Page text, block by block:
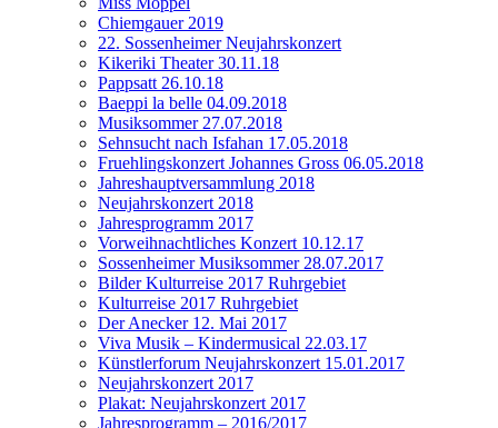
Chiemgauer 2019
22. Sossenheimer Neujahrskonzert
Kikeriki Theater 30.11.18
Pappsatt 26.10.18
Baeppi la belle 04.09.2018
Musiksommer 27.07.2018
Sehnsucht nach Isfahan 17.05.2018
Fruehlingskonzert Johannes Gross 06.05.2018
Jahreshauptversammlung 2018
Neujahrskonzert 2018
Jahresprogramm 2017
Vorweihnachtliches Konzert 10.12.17
Sossenheimer Musiksommer 28.07.2017
Bilder Kulturreise 2017 Ruhrgebiet
Kulturreise 2017 Ruhrgebiet
Der Anecker 12. Mai 2017
Viva Musik – Kindermusical 22.03.17
Künstlerforum Neujahrskonzert 15.01.2017
Neujahrskonzert 2017
Plakat: Neujahrskonzert 2017
Jahresprogramm – 2016/2017